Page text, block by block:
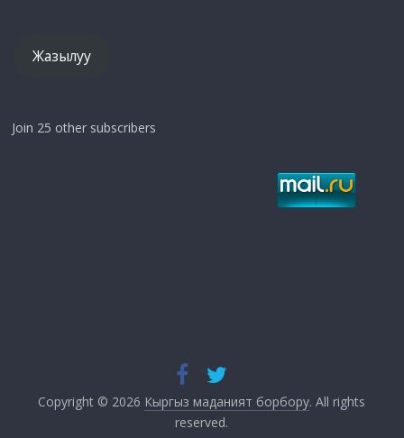
Жазылуу
Join 25 other subscribers
Copyright © 2026 Кыргыз маданият борбору. All rights
reserved.